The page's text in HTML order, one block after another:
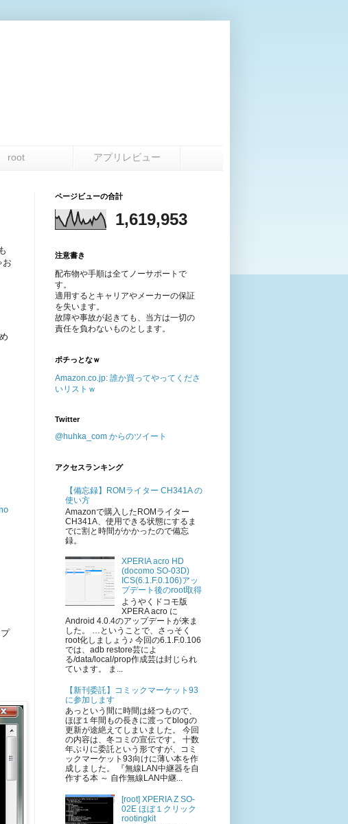
アプリレビュー
お
ページビューの合計
1,619,953
注意書き
配布物や手順は全てノーサポートで
す。
適用するとキャリアやメーカーの保証
を失います。
故障や事故が起きても、当方は一切の
責任を負わないものとします。
ポチっとなｗ
Amazon.co.jp: 誰か買ってやってくださ
いリストｗ
Twitter
@huhka_com からのツイート
アクセスランキング
【備忘録】ROMライター CH341A の
使い方
Amazonで購入したROMライター
CH341A、使用できる状態にするま
でに割と時間がかかったので備忘
録。
XPERIA acro HD
(docomo SO-03D)
ICS(6.1.F.0.106)アッ
プデート後のroot取得
ようやくドコモ版
XPERA acro に
Android 4.0.4のアップデートが来ま
した。 …ということで、さっそく
root化しましょう♪ 今回の6.1.F.0.106
では、adb restore芸によ
る/data/local/prop作成芸は封じられ
ています。 ま...
【新刊委託】コミックマーケット93
に参加します
あっという間に時間は経つもので、
ほぼ１年間もの長きに渡ってblogの
更新が途絶えてしまいました。 今回
の内容は、冬コミの宣伝です。 十数
年ぶりに委託という形ですが、コミ
ックマーケット93向けに薄い本を作
成しました。 『無線LAN中継器を自
作する本 ～ 自作無線LAN中継...
[root] XPERIA Z SO-
02E ほぼ１クリック
rootingkit